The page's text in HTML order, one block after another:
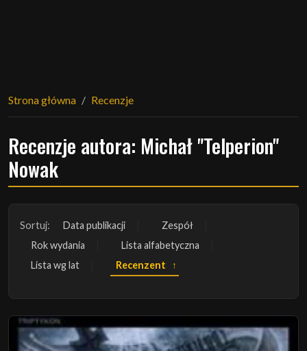
Strona główna Recenzje
Recenzje autora: Michał "Telperion"
Nowak
Sortuj: Data publikacji
Zespół
Rok wydania
Lista alfabetyczna
Lista wg lat
Recenzent